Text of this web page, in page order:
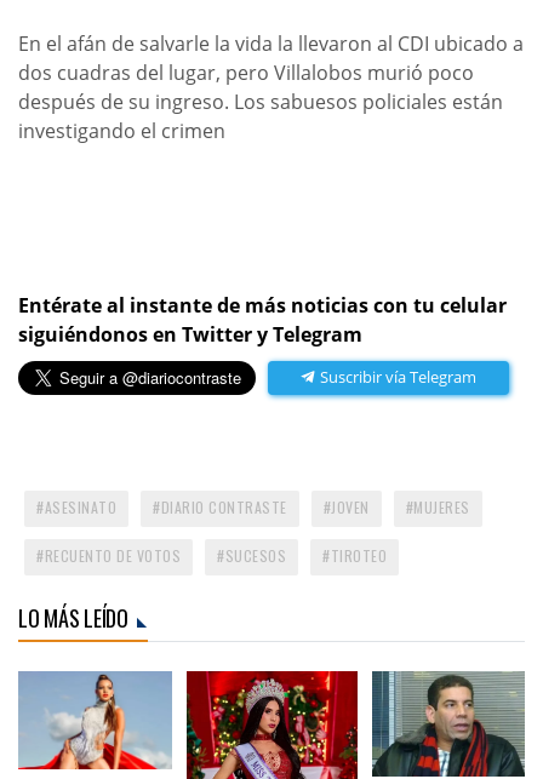
En el afán de salvarle la vida la llevaron al CDI ubicado a
dos cuadras del lugar, pero Villalobos murió poco
después de su ingreso. Los sabuesos policiales están
investigando el crimen
Entérate al instante de más noticias con tu celular
siguiéndonos en Twitter y Telegram
Suscribir vía Telegram
ASESINATO DIARIO CONTRASTE JOVEN MUJERES
RECUENTO DE VOTOS SUCESOS TIROTEO
LO MÁS LEÍDO